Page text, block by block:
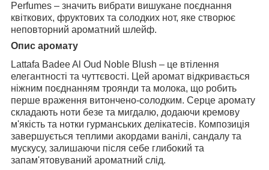
Perfumes – значить вибрати вишукане поєднання
квіткових, фруктових та солодких нот, яке створює
неповторний ароматний шлейф.
Опис аромату
Lattafa Badee Al Oud Noble Blush – це втілення
елегантності та чуттєвості. Цей аромат відкривається
ніжним поєднанням троянди та молока, що робить
перше враження витончено-солодким. Серце аромату
складають ноти безе та мигдалю, додаючи кремову
м'якість та нотки гурманських делікатесів. Композиція
завершується теплими акордами ванілі, сандалу та
мускусу, залишаючи після себе глибокий та
запам'ятовуваний ароматний слід.